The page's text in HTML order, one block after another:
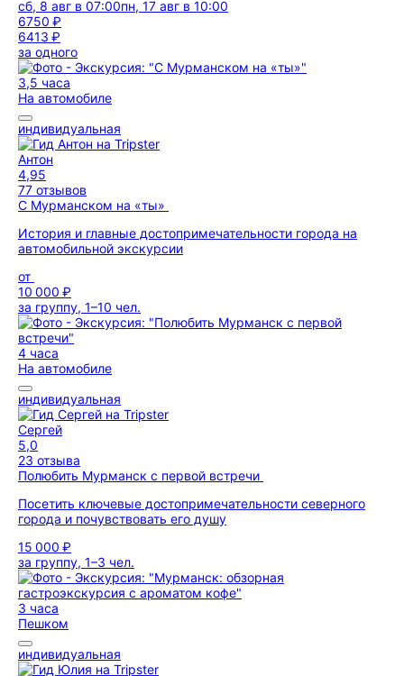
сб, 8 авг в 07:00пн, 17 авг в 10:00
6750 ₽
6413 ₽
за одного
3,5 часа
На автомобиле
индивидуальная
Антон
4,95
77 отзывов
С Мурманском на «ты»
История и главные достопримечательности города на
автомобильной экскурсии
от
10 000 ₽
за группу, 1–10 чел.
4 часа
На автомобиле
индивидуальная
Сергей
5,0
23 отзыва
Полюбить Мурманск с первой встречи
Посетить ключевые достопримечательности северного
города и почувствовать его душу
15 000 ₽
за группу, 1–3 чел.
3 часа
Пешком
индивидуальная